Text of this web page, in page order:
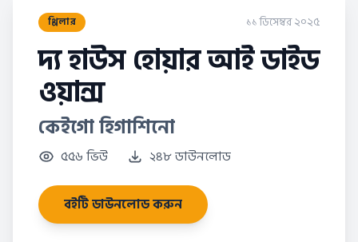
থ্রিলার ১১ ডিসেম্বর ২০২৫
দ্য হাউস হোয়ার আই ডাইড
ওয়ান্স
কেইগো হিগাশিনো
৫৫৬ ভিউ ২৪৮ ডাউনলোড
বইটি ডাউনলোড করুন